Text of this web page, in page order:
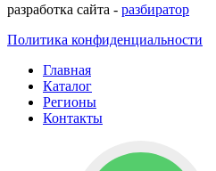
разработка сайта - разбиратор
Политика конфиденциальности
Главная
Каталог
Регионы
Контакты